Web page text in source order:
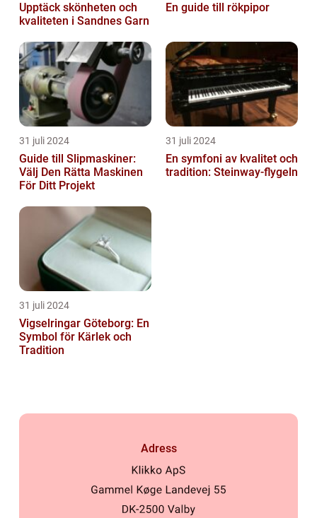
Upptäck skönheten och
kvaliteten i Sandnes Garn
En guide till rökpipor
31 juli 2024
Guide till Slipmaskiner:
Välj Den Rätta Maskinen
För Ditt Projekt
31 juli 2024
En symfoni av kvalitet och
tradition: Steinway-flygeln
31 juli 2024
Vigselringar Göteborg: En
Symbol för Kärlek och
Tradition
Adress